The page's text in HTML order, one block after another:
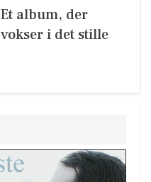
Et album, der
vokser i det stille